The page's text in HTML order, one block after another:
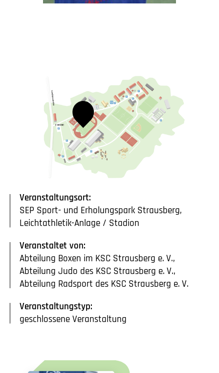
Veranstaltungsort:
SEP Sport- und Erholungspark Strausberg,
Leichtathletik-Anlage / Stadion
Veranstaltet von:
Abteilung Boxen im KSC Strausberg e. V.,
Abteilung Judo des KSC Strausberg e. V.,
Abteilung Radsport des KSC Strausberg e. V.
Veranstaltungstyp:
geschlossene Veranstaltung